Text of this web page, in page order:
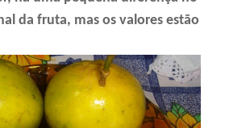
da fruta, mas os valores estão